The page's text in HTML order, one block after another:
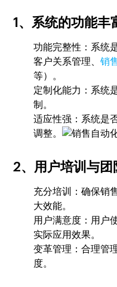
1、系统的功能丰
功能完整性：系统
客户关系管理、销
等）。
定制化能力：系统
制。
适应性强：系统是
调整。
2、用户培训与团
充分培训：确保销
大效能。
用户满意度：用户
实际应用效果。
变革管理：合理管
度。